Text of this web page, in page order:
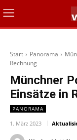
Start Panorama
Rechnung
Münchner
Einsätze in
PANORAMA
1. März 2023